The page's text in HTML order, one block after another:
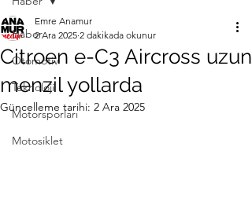
Haber
Otomotiv
Teknoloji
Motorsporları
Motosiklet
Citroen e-C3 Aircross uzun
menzil yollarda
Emre Anamur
2 Ara 2025 2 dakikada okunur
Güncelleme tarihi: 2 Ara 2025